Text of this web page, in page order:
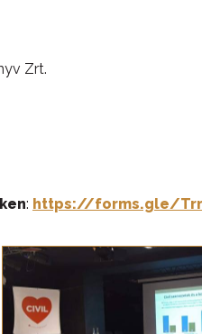
Zrt.
: https://forms.gle/